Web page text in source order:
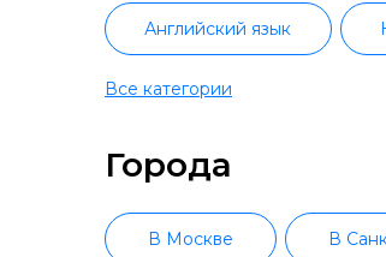
Английский язык
Японский язык
Все категории
Города
В Москве В